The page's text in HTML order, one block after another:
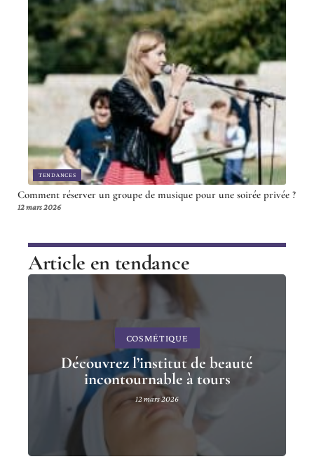
TENDANCES
Comment réserver un groupe de musique pour une soirée privée ?
12 mars 2026
Article en tendance
COSMÉTIQUE
Découvrez l’institut de beauté
incontournable à tours
12 mars 2026